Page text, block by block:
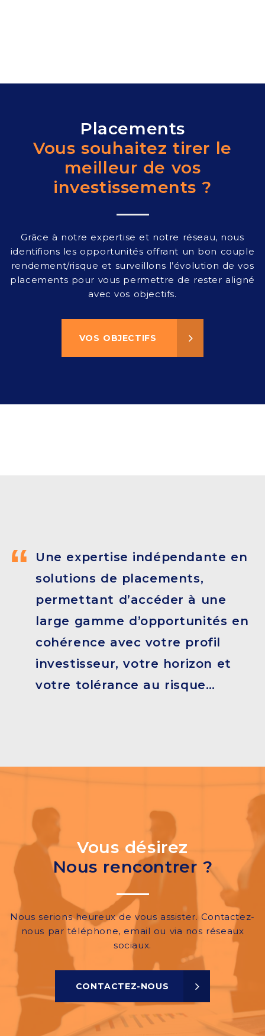
Placements
Vous souhaitez tirer le
meilleur de vos
investissements ?
Grâce à notre expertise et notre réseau, nous
identifions les opportunités offrant un bon couple
rendement/risque et surveillons l’évolution de vos
placements pour vous permettre de rester aligné
avec vos objectifs.
VOS OBJECTIFS
Une expertise indépendante en
solutions de placements,
permettant d’accéder à une
large gamme d’opportunités en
cohérence avec votre profil
investisseur, votre horizon et
votre tolérance au risque…
Vous désirez
Nous rencontrer ?
Nous serions heureux de vous assister. Contactez-
nous par téléphone, email ou via nos réseaux
sociaux.
CONTACTEZ-NOUS